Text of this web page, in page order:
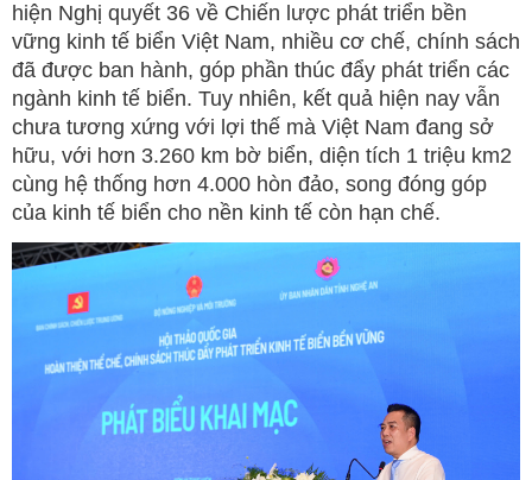
hiện Nghị quyết 36 về Chiến lược phát triển bền
vững kinh tế biển Việt Nam, nhiều cơ chế, chính sách
đã được ban hành, góp phần thúc đẩy phát triển các
ngành kinh tế biển. Tuy nhiên, kết quả hiện nay vẫn
chưa tương xứng với lợi thế mà Việt Nam đang sở
hữu, với hơn 3.260 km bờ biển, diện tích 1 triệu km2
cùng hệ thống hơn 4.000 hòn đảo, song đóng góp
của kinh tế biển cho nền kinh tế còn hạn chế.